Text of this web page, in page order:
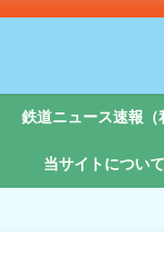
鉄道ニュース速報（
当サイトについて